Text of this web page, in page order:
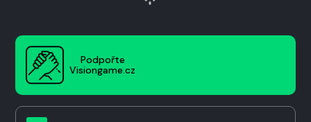
Podpořte
Visiongame.cz